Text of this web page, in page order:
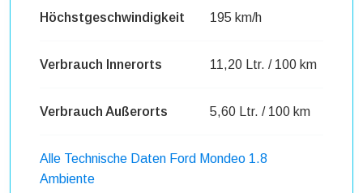
Höchstgeschwindigkeit 195 km/h
Verbrauch Innerorts 11,20 Ltr. / 100 km
Verbrauch Außerorts 5,60 Ltr. / 100 km
Alle Technische Daten Ford Mondeo 1.8
Ambiente